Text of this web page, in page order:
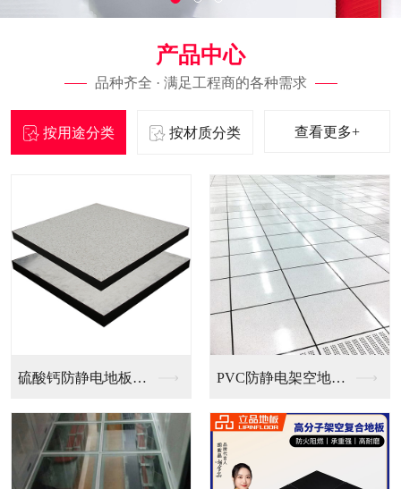
产品中心
品种齐全 · 满足工程商的各种需求
按用途分类 按材质分类 查看更多+
全钢无边防静电地板